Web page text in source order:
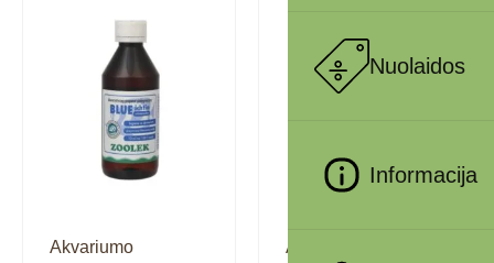
Nuolaidos
Informacija
Akvariumo
Akvariumo